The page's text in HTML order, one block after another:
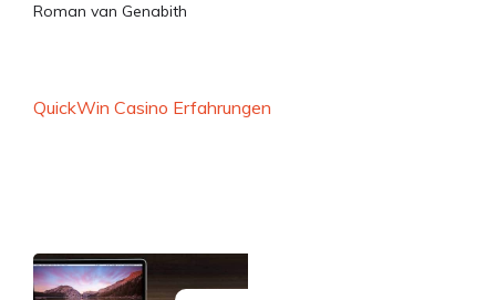
Roman van Genabith
QuickWin Casino Erfahrungen